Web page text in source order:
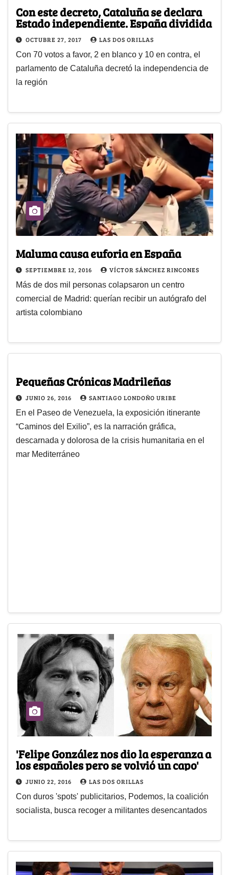
Con este decreto, Cataluña se declara
Estado independiente. España dividida
OCTUBRE 27, 2017 LAS DOS ORILLAS
Con 70 votos a favor, 2 en blanco y 10 en contra, el
parlamento de Cataluña decretó la independencia de
la región
Maluma causa euforia en España
SEPTIEMBRE 12, 2016 VÍCTOR SÁNCHEZ RINCONES
Más de dos mil personas colapsaron un centro
comercial de Madrid: querían recibir un autógrafo del
artista colombiano
Pequeñas Crónicas Madrileñas
JUNIO 26, 2016 SANTIAGO LONDOÑO URIBE
En el Paseo de Venezuela, la exposición itinerante
“Caminos del Exilio”, es la narración gráfica,
descarnada y dolorosa de la crisis humanitaria en el
mar Mediterráneo
'Felipe González nos dio la esperanza a
los españoles pero se volvió un capo'
JUNIO 22, 2016 LAS DOS ORILLAS
Con duros 'spots' publicitarios, Podemos, la coalición
socialista, busca recoger a militantes desencantados